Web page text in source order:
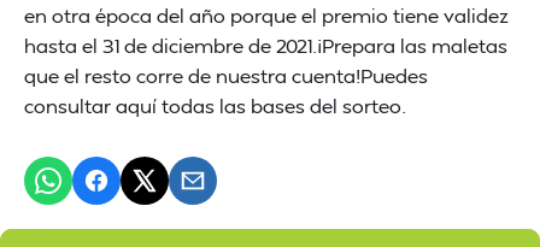
en otra época del año porque el premio tiene validez
hasta el 31 de diciembre de 2021.¡Prepara las maletas
que el resto corre de nuestra cuenta!Puedes
consultar aquí todas las bases del sorteo.